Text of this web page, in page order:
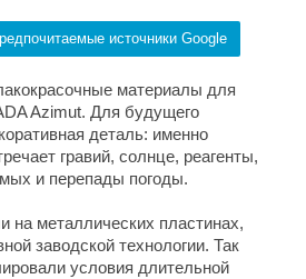
источники Google
материалы для
Azimut. Для будущего
деталь: именно
гравий, солнце, реагенты,
и перепады погоды.
на металлических пластинах,
заводской технологии. Так
условия длительной